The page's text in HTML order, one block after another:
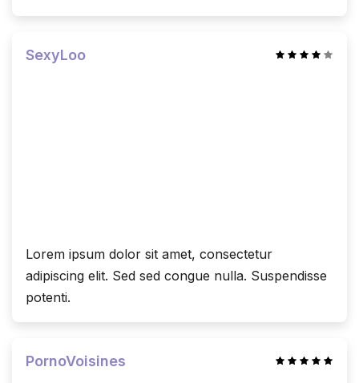
SexyLoo
Lorem ipsum dolor sit amet, consectetur
adipiscing elit. Sed sed congue nulla. Suspendisse
potenti.
PornoVoisines